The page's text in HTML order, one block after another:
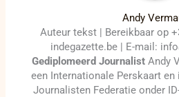
Andy
Auteur tekst | Bereikbaar op
indegazette.be | E-mail:
Gediplomeerd Journalist Andy
een Internationale Perskaart en
Journalisten Federatie onder